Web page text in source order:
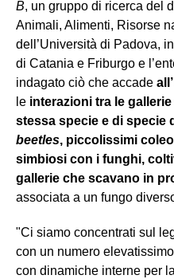
B, un gruppo di ricerca del
Animali, Alimenti, Risorse
dell’Università di Padova,
di Catania e Friburgo e
indagato ciò che accade
le interazioni tra le
stessa specie e di specie
beetles, piccolissimi
simbiosi con i funghi,
gallerie che scavano in
associata a un fungo
"Ci siamo concentrati sul
con un numero
con dinamiche interne per